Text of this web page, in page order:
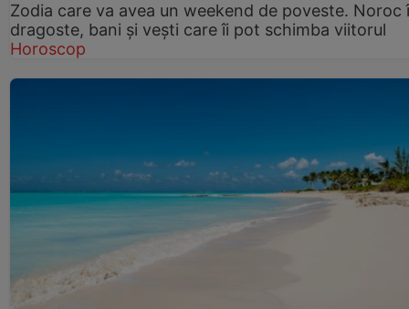
Zodia care va avea un weekend de poveste. Noroc
dragoste, bani și vești care îi pot schimba viitorul
Horoscop